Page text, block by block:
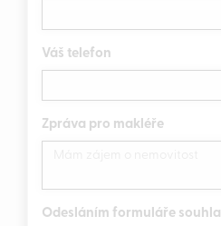
Váš telefon
Zpráva pro makléře
Odesláním formuláře